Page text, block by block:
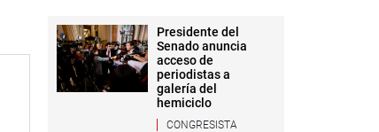
Presidente del
Senado anuncia
acceso de
periodistas a
galería del
hemiciclo
CONGRESISTA